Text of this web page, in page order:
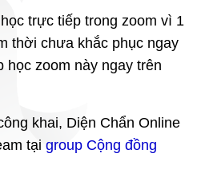
trực tiếp trong zoom vì 1
thời chưa khắc phục ngay
zoom này ngay trên
khai, Diện Chẩn Online
tại group Cộng đồng